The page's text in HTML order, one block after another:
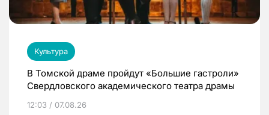
Культура
В Томской драме пройдут «Большие гастроли»
Свердловского академического театра драмы
12:03 / 07.08.26